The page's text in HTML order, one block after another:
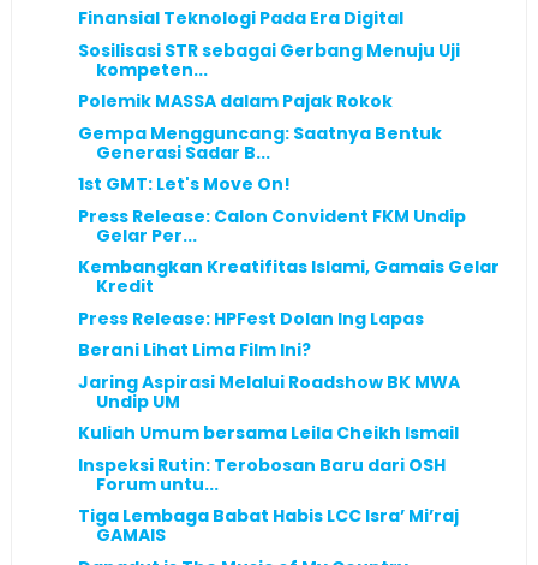
Finansial Teknologi Pada Era Digital
Sosilisasi STR sebagai Gerbang Menuju Uji
kompeten...
Polemik MASSA dalam Pajak Rokok
Gempa Mengguncang: Saatnya Bentuk
Generasi Sadar B...
1st GMT: Let's Move On!
Press Release: Calon Convident FKM Undip
Gelar Per...
Kembangkan Kreatifitas Islami, Gamais Gelar
Kredit
Press Release: HPFest Dolan Ing Lapas
Berani Lihat Lima Film Ini?
Jaring Aspirasi Melalui Roadshow BK MWA
Undip UM
Kuliah Umum bersama Leila Cheikh Ismail
Inspeksi Rutin: Terobosan Baru dari OSH
Forum untu...
Tiga Lembaga Babat Habis LCC Isra’ Mi’raj
GAMAIS